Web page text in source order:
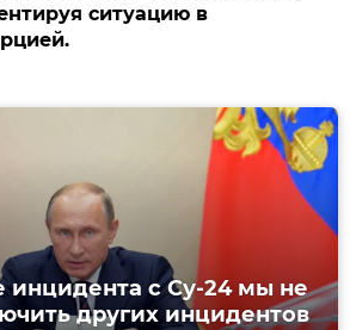
ситуацию в
инцидента с Су-24 мы не
других инцидентов